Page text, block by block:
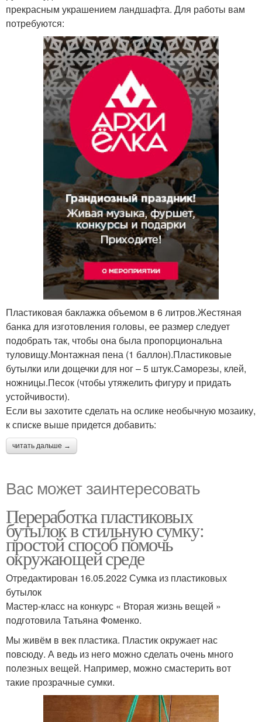
прекрасным украшением ландшафта. Для работы вам
потребуются:
Пластиковая баклажка объемом в 6 литров.Жестяная
банка для изготовления головы, ее размер следует
подобрать так, чтобы она была пропорциональна
туловищу.Монтажная пена (1 баллон).Пластиковые
бутылки или дощечки для ног – 5 штук.Саморезы, клей,
ножницы.Песок (чтобы утяжелить фигуру и придать
устойчивости).
Если вы захотите сделать на ослике необычную мозаику,
к списке выше придется добавить:
читать дальше →
Вас может заинтересовать
Переработка пластиковых
бутылок в стильную сумку:
простой способ помочь
окружающей среде
Отредактирован 16.05.2022 Сумка из пластиковых
бутылок
Мастер-класс на конкурс « Вторая жизнь вещей »
подготовила Татьяна Фоменко.
Мы живём в век пластика. Пластик окружает нас
повсюду. А ведь из него можно сделать очень много
полезных вещей. Например, можно смастерить вот
такие прозрачные сумки.